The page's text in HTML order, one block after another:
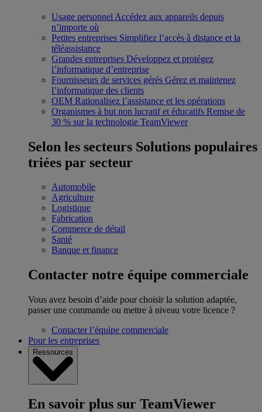
Usage personnel Accédez aux appareils depuis
n’importe où
Petites entreprises Simplifiez l’accès à distance et la
téléassistance
Grandes entreprises Développez et protégez
l’informatique d’entreprise
Fournisseurs de services gérés Gérez et maintenez
l’informatique des clients
OEM Rationalisez l’assistance et les opérations
Organismes à but non lucratif et éducatifs Remise de
30 % sur la technologie TeamViewer
Selon les secteurs Solutions populaires
triées par secteur
Automobile
Agriculture
Logistique
Fabrication
Commerce de détail
Santé
Banque et finance
Contacter notre équipe commerciale
Vous avez besoin d’aide pour choisir la solution adaptée,
passer une commande ou mettre à niveau votre licence ?
Contacter l’équipe commerciale
Pour les entreprises
Ressources
En savoir plus sur TeamViewer